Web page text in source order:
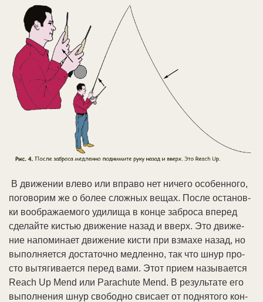
В дви­же­нии вле­во или впра­во нет ни­че­го осо­бен­но­го,
по­го­во­рим же о бо­лее слож­ных ве­щах. По­сле ос­та­нов­
ки во­об­ра­жае­мо­го уди­ли­ща в кон­це за­бро­са впе­ред
сде­лай­те ки­стью дви­же­ние на­зад и вверх. Это дви­же­
ние на­по­ми­на­ет дви­же­ние кис­ти при взма­хе на­зад, но
вы­пол­ня­ет­ся дос­та­точ­но мед­лен­но, так что шнур про­
сто вы­тя­ги­ва­ет­ся пе­ред ва­ми. Этот при­ем на­зы­ва­ет­ся
Reach Up Mend или Parachute Mend. В ре­зуль­та­те его
вы­пол­не­ния шнур сво­бод­но сви­са­ет от под­ня­то­го кон­